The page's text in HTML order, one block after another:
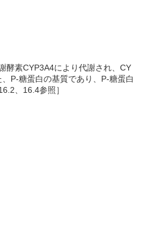
酵素CYP3A4により代謝され、CY
P-糖蛋白の基質であり、P-糖蛋白
、16.4参照］